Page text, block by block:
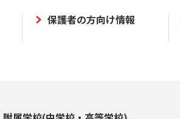
保護者の方向け情報